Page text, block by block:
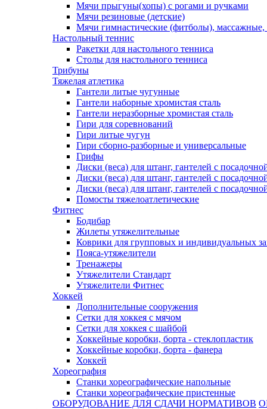
Мячи прыгуны(хопы) с рогами и ручками
Мячи резиновые (детские)
Мячи гимнастические (фитболы),
Настольный теннис
Ракетки для настольного тенниса
Столы для настольного тенниса
Трибуны
Тяжелая атлетика
Гантели литые чугунные
Гантели наборные хромистая сталь
Гантели неразборные хромистая сталь
Гири для соревнований
Гири литые чугун
Гири сборно-разборные и универсальные
Грифы
Диски (веса) для штанг, гантелей с
Диски (веса) для штанг, гантелей с
Диски (веса) для штанг, гантелей с
Помосты тяжелоатлетические
Фитнес
Бодибар
Жилеты утяжелительные
Коврики для групповых и индивидуальных
Пояса-утяжелители
Тренажеры
Утяжелители Стандарт
Утяжелители Фитнес
Хоккей
Дополнительные сооружения
Сетки для хоккея с мячом
Сетки для хоккея с шайбой
Хоккейные коробки, борта - стеклопластик
Хоккейные коробки, борта - фанера
Хоккей
Хореография
Станки хореографические напольные
Станки хореографические пристенные
ОБОРУДОВАНИЕ ДЛЯ СДАЧИ НОРМАТИВОВ